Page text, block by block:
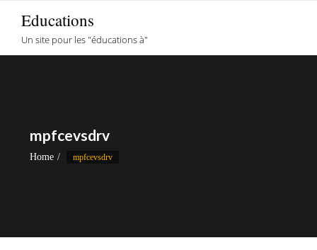
content
Educations
Un site pour les "éducations à"
mpfcevsdrv
Home mpfcevsdrv